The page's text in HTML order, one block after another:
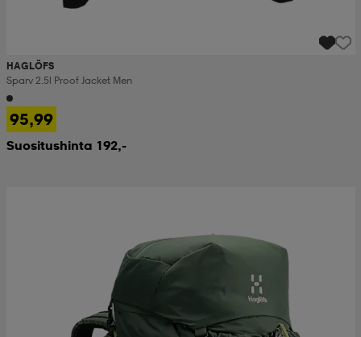
HAGLÖFS
Sparv 2.5l Proof Jacket Men
95,99
Suositushinta 192,-